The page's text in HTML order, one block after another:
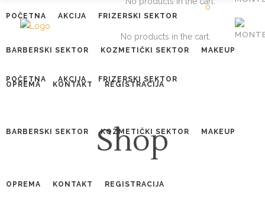
POČETNA AKCIJA FRIZERSKI SEKTOR
BARBERSKI SEKTOR KOZMETIČKI SEKTOR MAKEUP
OPREMA KONTAKT REGISTRACIJA
0
No products in the cart.
POČETNA AKCIJA FRIZERSKI SEKTOR
BARBERSKI SEKTOR KOZMETIČKI SEKTOR MAKEUP
OPREMA KONTAKT REGISTRACIJA
Shop